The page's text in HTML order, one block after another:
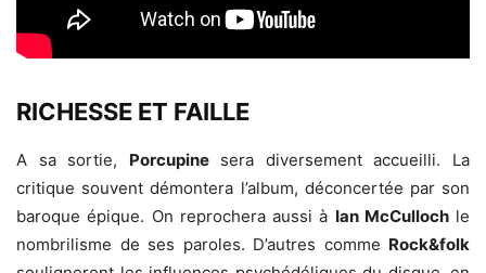
RICHESSE ET FAILLE
A sa sortie, Porcupinesera diversement accueilli. La
critique souvent démontera l’album, déconcertée par son
baroque épique. On reprochera aussi à Ian McCullochle
nombrilisme de ses paroles. D’autres comme Rock&folk